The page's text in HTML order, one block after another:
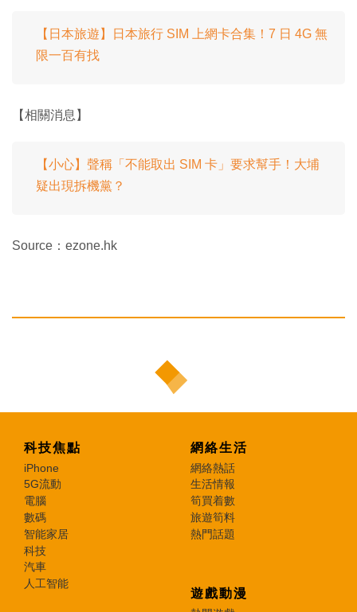
【日本旅遊】日本旅行 SIM 上網卡合集！7 日 4G 無
限一百有找
【相關消息】
【小心】聲稱「不能取出 SIM 卡」要求幫手！大埔
疑出現拆機黨？
Source：ezone.hk
科技焦點
iPhone
5G流動
電腦
數碼
智能家居
科技
汽車
人工智能
網絡生活
網絡熱話
生活情報
筍買着數
旅遊筍料
熱門話題
遊戲動漫